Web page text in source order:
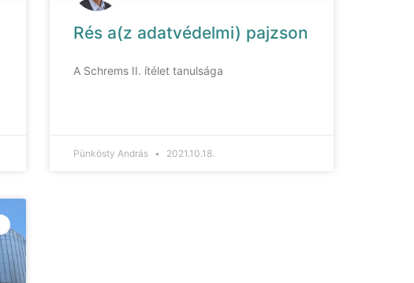
Rés a(z adatvédelmi) pajzson
A Schrems II. ítélet tanulsága
Pünkösty András 2021.10.18.